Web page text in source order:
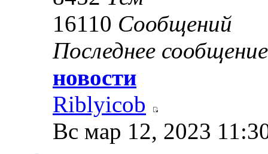
16110 Сообщений
Последнее сообщение
новости
Riblyicob
Вс мар 12, 2023